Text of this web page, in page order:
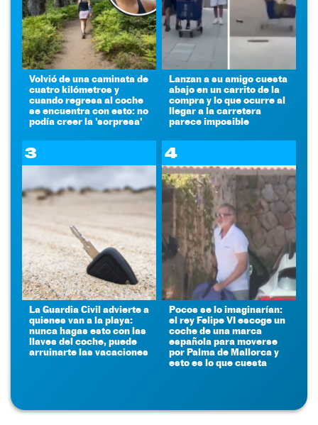
Volvió de una caminata de
cuatro kilómetros y
cuando regresa al coche
se encuentra con esto: no
podía creer la 'sorpresa'
Lanzan a su amigo cuesta
abajo en un carrito de la
compra y lo que ocurre al
llegar a la carretera
parece imposible
3
La Guardia Civil advierte a
quienes van a la playa:
nunca hagas esto con las
llaves del coche, puede
arruinarte las vacaciones
4
Pocos se lo imaginarían:
el rey Felipe VI escoge un
coche de una marca
española para moverse
por Palma de Mallorca y
esto es lo que cuesta